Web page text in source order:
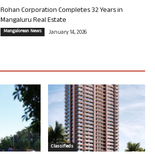
Rohan Corporation Completes 32 Years in
Mangaluru Real Estate
Mangalorean News January 14, 2026
Classifieds